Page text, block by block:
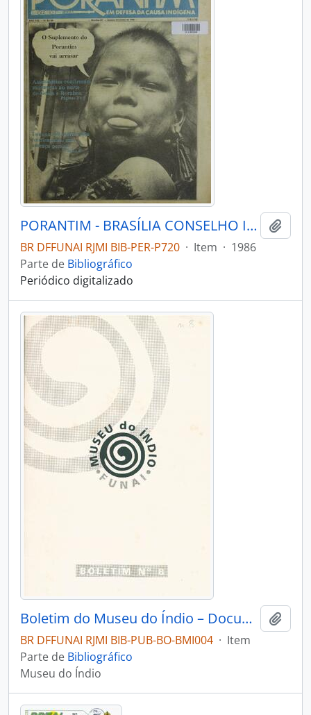
PORANTIM - BRASÍLIA CONSELHO INDIGENISTA MISSIONÁRIO - 1986 - Nº8384
BR DFFUNAI RJMI BIB-PER-P720 · Item · 1986
Parte de Bibliográfico
Periódico digitalizado
Boletim do Museu do Índio – Documentação – Nº 8
BR DFFUNAI RJMI BIB-PUB-BO-BMI004 · Item
Parte de Bibliográfico
Museu do Índio